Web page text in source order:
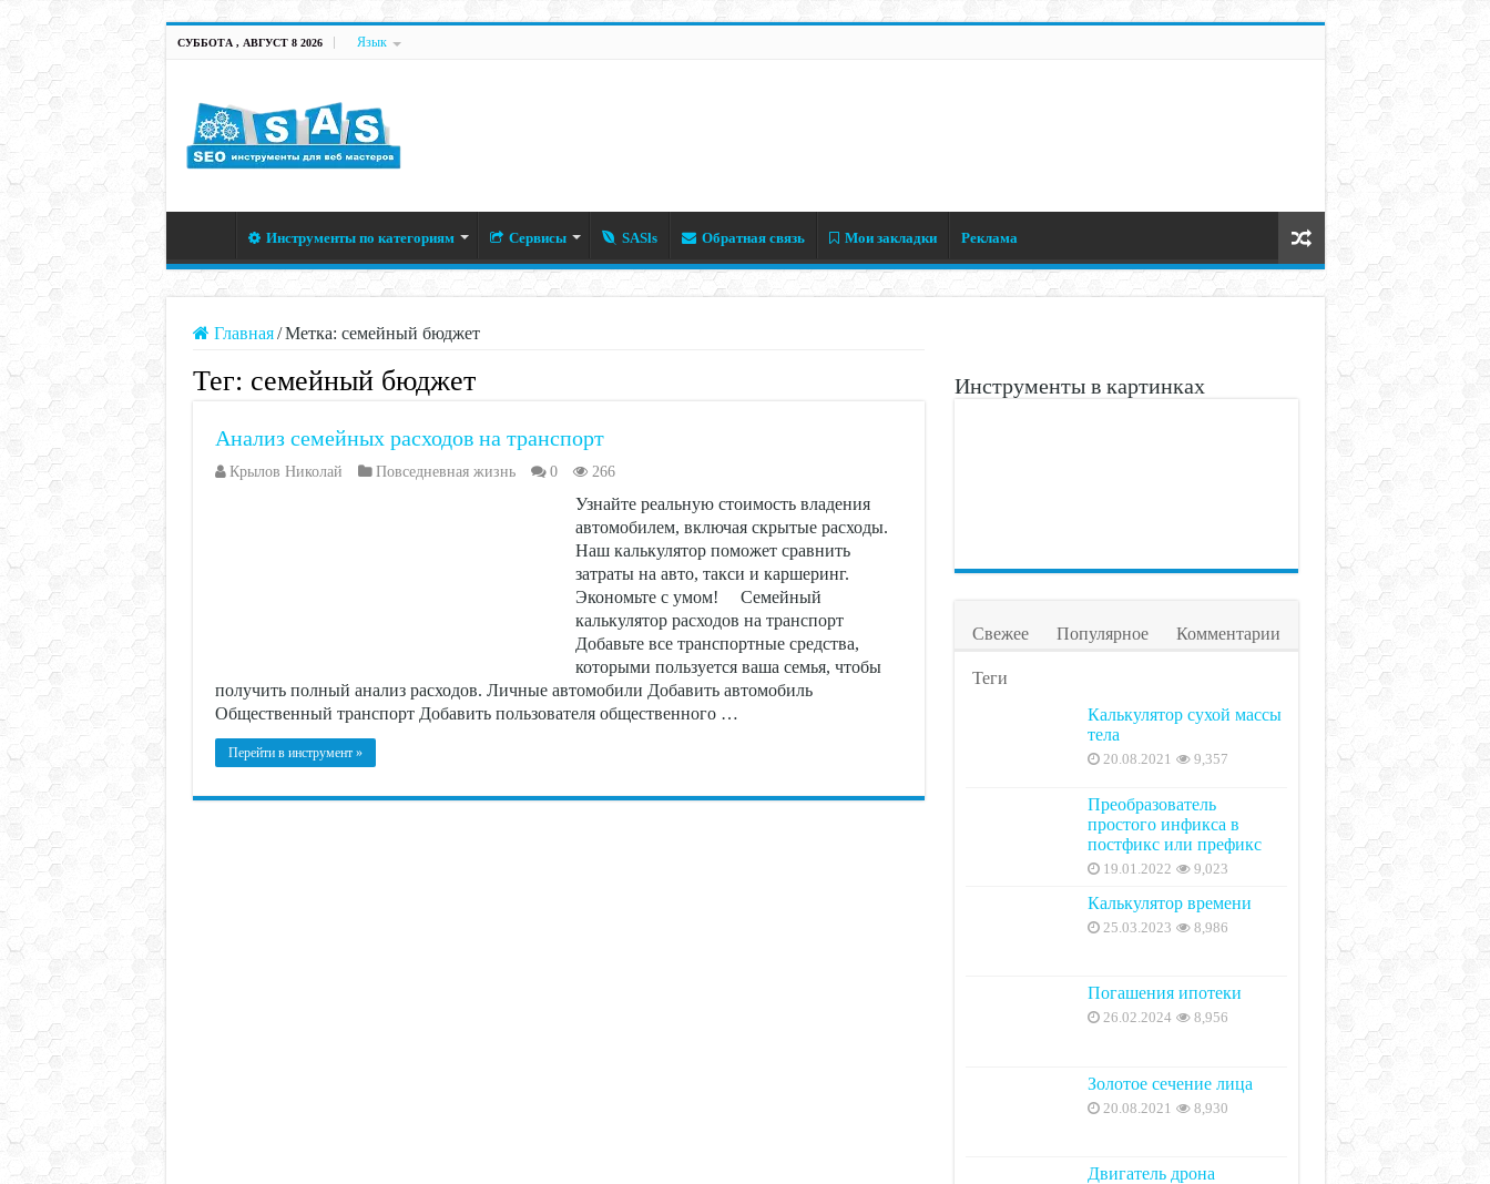
СУББОТА , АВГУСТ 8 2026 Язык
Инструменты по категориям Сервисы SASls Обратная связь Мои закладки Реклама
Главная / Метка: семейный бюджет
Тег: семейный бюджет
Анализ семейных расходов на транспорт
Крылов Николай Повседневная жизнь 0 266
Узнайте реальную стоимость владения
автомобилем, включая скрытые расходы.
Наш калькулятор поможет сравнить
затраты на авто, такси и каршеринг.
Экономьте с умом! Семейный
калькулятор расходов на транспорт
Добавьте все транспортные средства,
которыми пользуется ваша семья, чтобы
получить полный анализ расходов. Личные автомобили Добавить автомобиль
Общественный транспорт Добавить пользователя общественного …
Перейти в инструмент »
Инструменты в картинках
Свежее Популярное Комментарии
Теги
Калькулятор сухой массы
тела
20.08.2021 9,357
Преобразователь
простого инфикса в
постфикс или префикс
19.01.2022 9,023
Калькулятор времени
25.03.2023 8,986
Погашения ипотеки
26.02.2024 8,956
Золотое сечение лица
20.08.2021 8,930
Двигатель дрона